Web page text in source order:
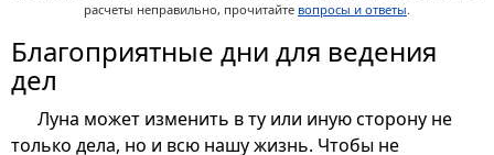
расчеты неправильно, прочитайте вопросы и ответы
Благоприятные дни для ведения
дел
Луна может изменить в ту или иную сторону не
только дела, но и всю нашу жизнь. Чтобы не